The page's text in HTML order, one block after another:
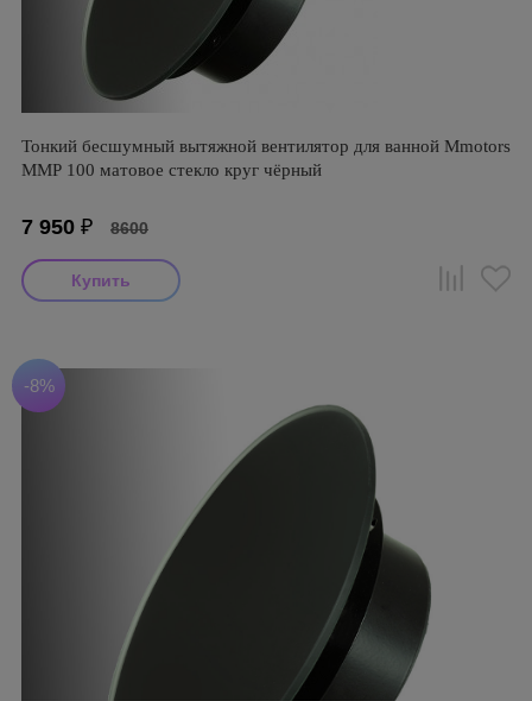
Тонкий бесшумный вытяжной вентилятор для ванной Mmotors
ММР 100 матовое стекло круг чёрный
7 950 ₽ 8600
-8%